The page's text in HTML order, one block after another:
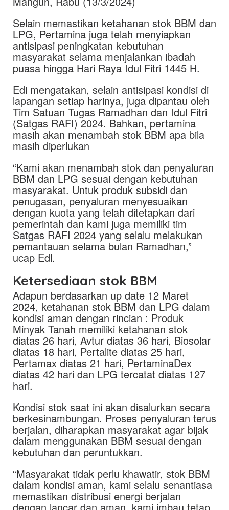
Selain memastikan ketahanan stok BBM dan
LPG, Pertamina juga telah menyiapkan
antisipasi peningkatan kebutuhan
masyarakat selama menjalankan ibadah
puasa hingga Hari Raya Idul Fitri 1445 H.
Edi mengatakan, selain antisipasi kondisi di
lapangan setiap harinya, juga dipantau oleh
Tim Satuan Tugas Ramadhan dan Idul Fitri
(Satgas RAFI) 2024. Bahkan, pertamina
masih akan menambah stok BBM apa bila
masih diperlukan
“Kami akan menambah stok dan penyaluran
BBM dan LPG sesuai dengan kebutuhan
masyarakat. Untuk produk subsidi dan
penugasan, penyaluran menyesuaikan
dengan kuota yang telah ditetapkan dari
pemerintah dan kami juga memiliki tim
Satgas RAFI 2024 yang selalu melakukan
pemantauan selama bulan Ramadhan,”
ucap Edi.
Ketersediaan stok BBM
Adapun berdasarkan up date 12 Maret
2024, ketahanan stok BBM dan LPG dalam
kondisi aman dengan rincian : Produk
Minyak Tanah memiliki ketahanan stok
diatas 26 hari, Avtur diatas 36 hari, Biosolar
diatas 18 hari, Pertalite diatas 25 hari,
Pertamax diatas 21 hari, PertaminaDex
diatas 42 hari dan LPG tercatat diatas 127
hari.
Kondisi stok saat ini akan disalurkan secara
berkesinambungan. Proses penyaluran terus
berjalan, diharapkan masyarakat agar bijak
dalam menggunakan BBM sesuai dengan
kebutuhan dan peruntukkan.
“Masyarakat tidak perlu khawatir, stok BBM
dalam kondisi aman, kami selalu senantiasa
memastikan distribusi energi berjalan